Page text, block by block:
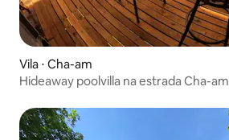
Vila ⋅ Cha-am
Hideaway poolvilla na estrada Cha-am